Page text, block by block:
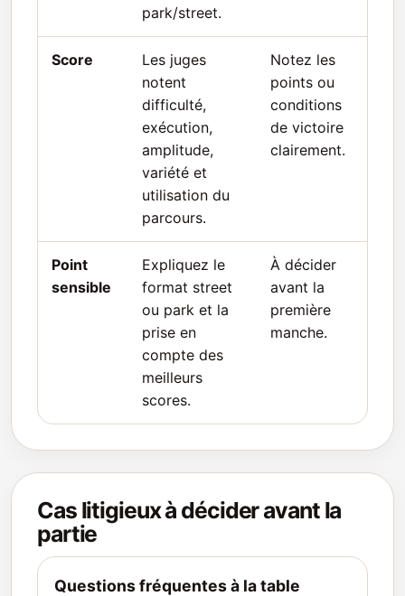
park/street.
Score
Les juges
notent
difficulté,
exécution,
amplitude,
variété et
utilisation du
parcours.
Notez les
points ou
conditions
de victoire
clairement.
Point
sensible
Expliquez le
format street
ou park et la
prise en
compte des
meilleurs
scores.
À décider
avant la
première
manche.
Cas litigieux à décider avant la
partie
Questions fréquentes à la table